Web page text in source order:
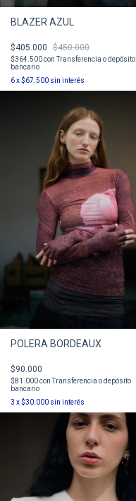
BLAZER AZUL
$405.000 $450.000
$364.500con Transferencia o depósito
bancario
6x$67.500 sin interés
POLERA BORDEAUX
$90.000
$81.000con Transferencia o depósito
bancario
3 x$30.000 sin interés